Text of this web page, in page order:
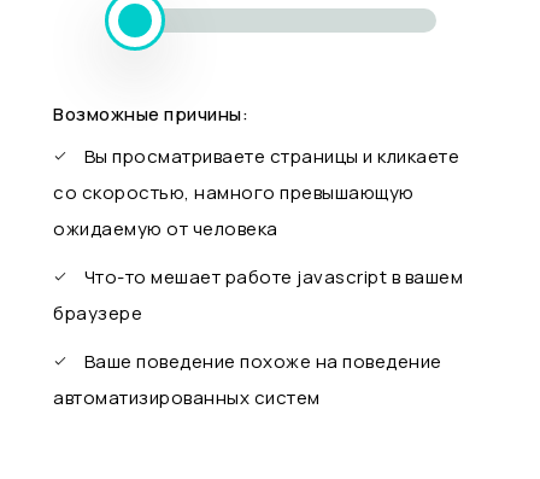
Возможные причины:
Вы просматриваете страницы и кликаете
со скоростью, намного превышающую
ожидаемую от человека
Что-то мешает работе javascript в вашем
браузере
Ваше поведение похоже на поведение
автоматизированных систем